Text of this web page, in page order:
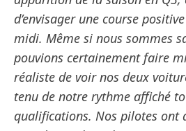
d’envisager une course
midi. Même si nous sommes
pouvions certainement faire
réaliste de voir nos deux
tenu de notre rythme affiché
qualifications. Nos pilotes ont